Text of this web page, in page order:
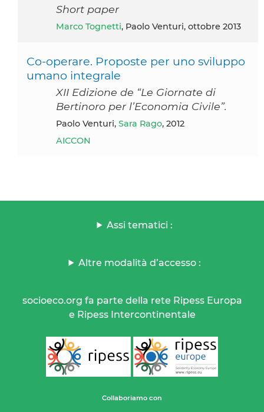
Short paper
Marco Tognetti, Paolo Venturi, ottobre 2013
Co-operare. Proposte per uno sviluppo
umano integrale
XII Edizione de “Le Giornate di
Bertinoro per l’Economia Civile”.
Paolo Venturi, Sara Rago, 2012
AICCON
Assi tematici :
Altre modalità d’accesso :
socioeco.org fa parte della rete Ripess Europa
e Ripess Intercontinentale
Collaboriamo con